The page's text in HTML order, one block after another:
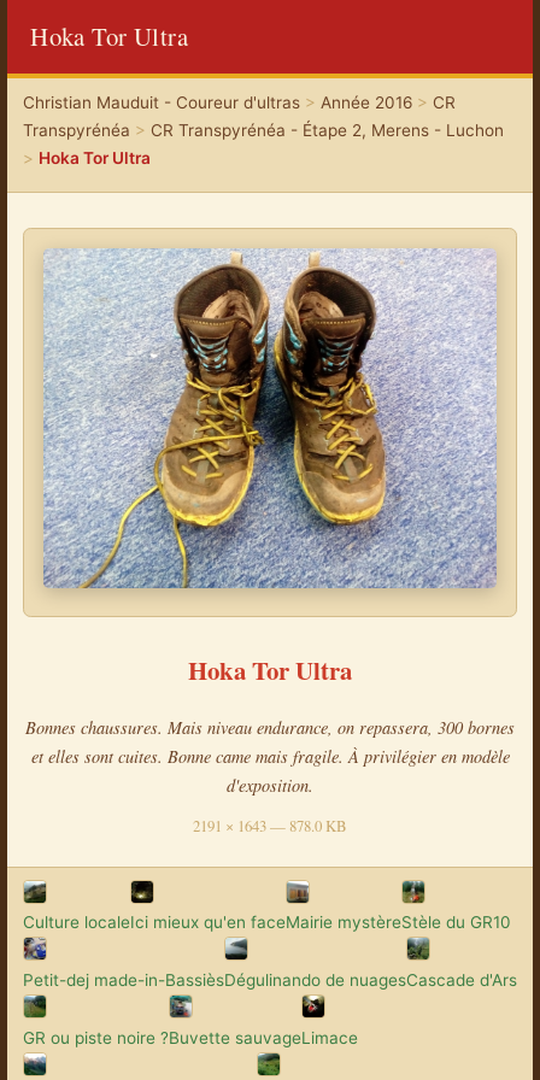
Hoka Tor Ultra
Christian Mauduit - Coureur d'ultras> Année 2016> CR
Transpyrénéa > CR Transpyrénéa - Étape 2, Merens - Luchon
> Hoka Tor Ultra
Hoka Tor Ultra
Bonnes chaussures. Mais niveau endurance, on repassera, 300 bornes
et elles sont cuites. Bonne came mais fragile. À privilégier en modèle
d'exposition.
2191 × 1643 — 878.0 KB
Culture localeIci mieux qu'en faceMairie mystèreStèle du GR10
Petit-dej made-in-BassièsDégulinando de nuagesCascade d'Ars
GR ou piste noire ?Buvette sauvageLimace